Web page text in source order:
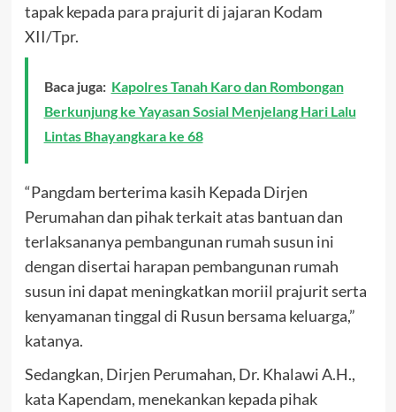
tapak kepada para prajurit di jajaran Kodam
XII/Tpr.
Baca juga: Kapolres Tanah Karo dan Rombongan
Berkunjung ke Yayasan Sosial Menjelang Hari Lalu
Lintas Bhayangkara ke 68
“Pangdam berterima kasih Kepada Dirjen
Perumahan dan pihak terkait atas bantuan dan
terlaksananya pembangunan rumah susun ini
dengan disertai harapan pembangunan rumah
susun ini dapat meningkatkan moriil prajurit serta
kenyamanan tinggal di Rusun bersama keluarga,”
katanya.
Sedangkan, Dirjen Perumahan, Dr. Khalawi A.H.,
kata Kapendam, menekankan kepada pihak